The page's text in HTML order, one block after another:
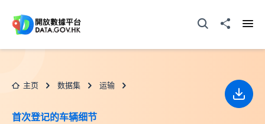
打开搜寻器分享至
主页 数据集 运输
首次登记的车辆细节
下载